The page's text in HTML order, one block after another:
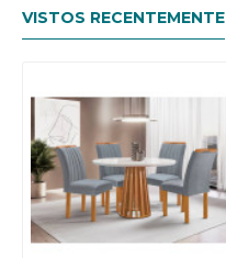
VISTOS RECENTEMENTE